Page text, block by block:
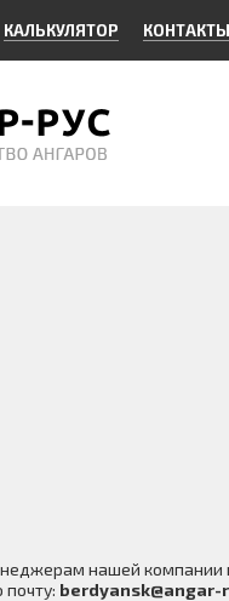
КАЛЬКУЛЯТОР КОНТАКТЫ
нашей
berdyansk@angar-